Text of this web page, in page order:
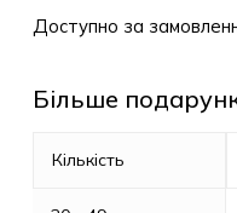
Доступно за
Більше
Кількість